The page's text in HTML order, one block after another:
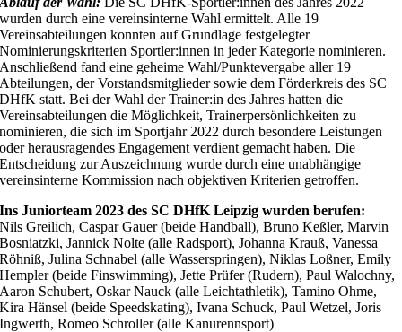
wurden durch eine vereinsinterne Wahl ermittelt. Alle 19
Vereinsabteilungen konnten auf Grundlage festgelegter
Nominierungskriterien Sportler:innen in jeder Kategorie nominieren.
Anschließend fand eine geheime Wahl/Punktevergabe aller 19
Abteilungen, der Vorstandsmitglieder sowie dem Förderkreis des SC
DHfK statt. Bei der Wahl der Trainer:in des Jahres hatten die
Vereinsabteilungen die Möglichkeit, Trainerpersönlichkeiten zu
nominieren, die sich im Sportjahr 2022 durch besondere Leistungen
oder herausragendes Engagement verdient gemacht haben. Die
Entscheidung zur Auszeichnung wurde durch eine unabhängige
vereinsinterne Kommission nach objektiven Kriterien getroffen.
Ins Juniorteam 2023 des SC DHfK Leipzig wurden berufen:
Nils Greilich, Caspar Gauer (beide Handball), Bruno Keßler, Marvin
Bosniatzki, Jannick Nolte (alle Radsport), Johanna Krauß, Vanessa
Röhniß, Julina Schnabel (alle Wasserspringen), Niklas Loßner, Emily
Hempler (beide Finswimming), Jette Prüfer (Rudern), Paul Walochny,
Aaron Schubert, Oskar Nauck (alle Leichtathletik), Tamino Ohme,
Kira Hänsel (beide Speedskating), Ivana Schuck, Paul Wetzel, Joris
Ingwerth, Romeo Schroller (alle Kanurennsport)